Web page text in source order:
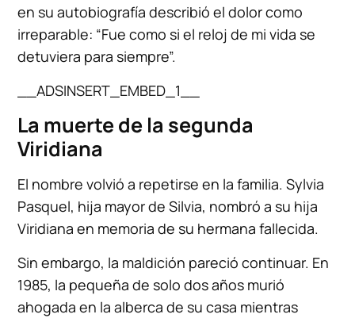
en su autobiografía describió el dolor como
irreparable: “Fue como si el reloj de mi vida se
detuviera para siempre”.
__ADSINSERT_EMBED_1__
La muerte de la segunda
Viridiana
El nombre volvió a repetirse en la familia. Sylvia
Pasquel, hija mayor de Silvia, nombró a su hija
Viridiana en memoria de su hermana fallecida.
Sin embargo, la maldición pareció continuar. En
1985, la pequeña de solo dos años murió
ahogada en la alberca de su casa mientras